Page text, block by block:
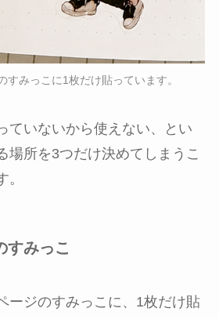
すみっこに1枚だけ貼っています。
ていないから使えない、とい
場所を3つだけ決めてしまうこ
みっこ
ージのすみっこに、1枚だけ貼